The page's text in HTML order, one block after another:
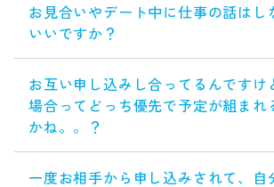
お見合いやデート中に仕事の話はし
いいですか？
お互い申し込みし合ってるんですけ
場合ってどっち優先で予定が組まれ
かね。。？
一度お相手から申し込みされて、自